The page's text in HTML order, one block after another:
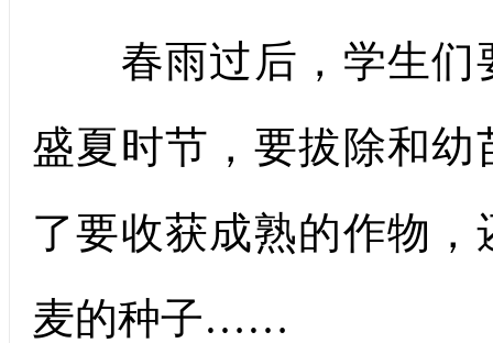
春雨过后，学生们
盛夏时节，要拔除和
了要收获成熟的作物
麦的种子……